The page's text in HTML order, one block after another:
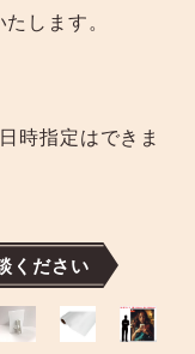
します。
時指定はできま
ください